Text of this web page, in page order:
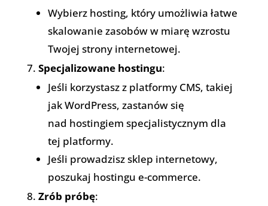
Wybierz hosting, który umożliwia łatwe
skalowanie zasobów w miarę wzrostu
Twojej strony internetowej.
Specjalizowane hostingu:
Jeśli korzystasz z platformy CMS, takiej
jak WordPress, zastanów się
nad hostingiem specjalistycznym dla
tej platformy.
Jeśli prowadzisz sklep internetowy,
poszukaj hostingu e-commerce.
Zrób próbę: